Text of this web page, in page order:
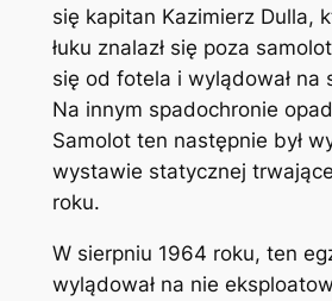
się kapitan Kazimierz Dulla,
łuku znalazł się poza
się od fotela i wylądował na
Na innym spadochronie
Samolot ten następnie był
wystawie statycznej
roku.
W sierpniu 1964 roku, ten
wylądował na nie